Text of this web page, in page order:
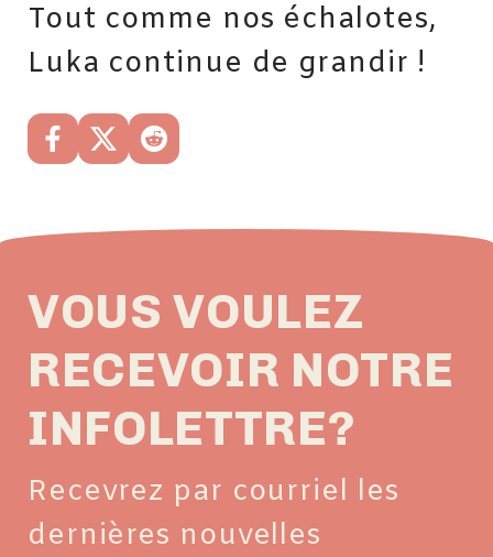
Tout comme nos échalotes,
Luka continue de grandir !
VOUS VOULEZ
RECEVOIR NOTRE
INFOLETTRE?
Recevrez par courriel les
dernières nouvelles